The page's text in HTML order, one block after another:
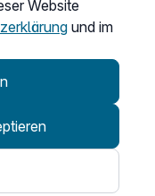
Gruppe
Website
und im